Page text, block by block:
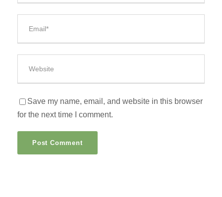
Save my name, email, and website in this browser
for the next time I comment.